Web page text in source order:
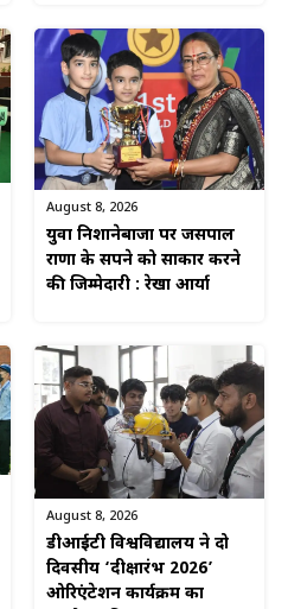
August 8, 2026
युवा निशानेबाजों पर जसपाल
राणा के सपने को साकार करने
की जिम्मेदारी : रेखा आर्या
August 8, 2026
डीआईटी विश्वविद्यालय ने दो
दिवसीय ‘दीक्षारंभ 2026’
ओरिएंटेशन कार्यक्रम का